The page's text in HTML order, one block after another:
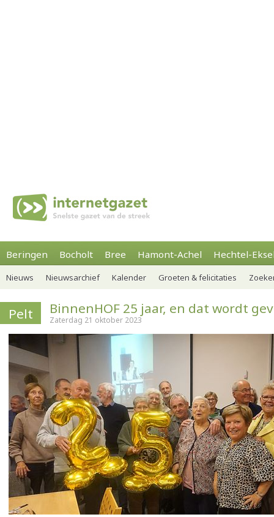
Beringen Bocholt Bree Hamont-Achel Hechtel-
Nieuws Nieuwsarchief Kalender Groeten & felicitaties
Pelt BinnenHOF 25 jaar, en dat wordt
Zaterdag 21 oktober 2023